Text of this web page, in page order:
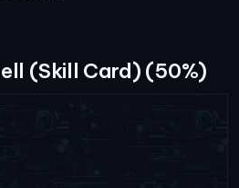
(Skill Card) (50%)